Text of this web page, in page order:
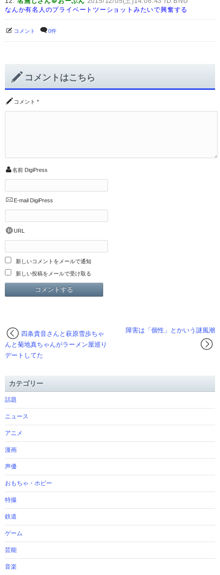
なんか有名人のプライベートツーショットみたいで興奮する
コメント 0件
コメントはこちら
コメント *
名前 DigiPress
E-mail DigiPress
URL
新しいコメントをメールで通知
新しい投稿をメールで受け取る
障害は「個性」とかいう謎風潮
四条貴音さんと萩原雪歩ちゃ
んと菊地真ちゃんがラーメン屋巡り
デートしてた
カテゴリー
話題
ニュース
アニメ
漫画
声優
おもちゃ・ホビー
特撮
鉄道
ゲーム
芸能
音楽